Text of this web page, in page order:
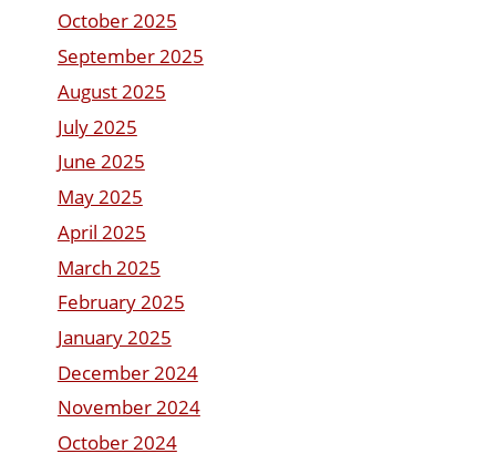
October 2025
September 2025
August 2025
July 2025
June 2025
May 2025
April 2025
March 2025
February 2025
January 2025
December 2024
November 2024
October 2024